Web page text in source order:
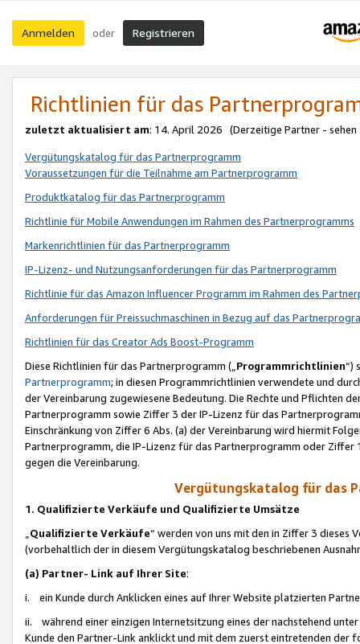
Anmelden oder Registrieren
Richtlinien für das
zuletzt aktualisiert am: 14. April 2026 (Derzeitige Partner - sehen
Vergütungskatalog für das Partnerprogramm
Voraussetzungen für die Teilnahme am Partnerprogramm
Produktkatalog für das Partnerprogramm
Richtlinie für Mobile Anwendungen im Rahmen des Partnerprogramms
Markenrichtlinien für das Partnerprogramm
IP-Lizenz- und Nutzungsanforderungen für das Partnerprogramm
Richtlinie für das Amazon Influencer Programm im Rahmen des
Anforderungen für Preissuchmaschinen in Bezug auf das
Richtlinien für das Creator Ads Boost-Programm
Diese Richtlinien für das Partnerprogramm („Programmrichtlinien“)
Partnerprogramm; in diesen Programmrichtlinien verwendete und
der Vereinbarung zugewiesene Bedeutung. Die Rechte und Pflichten
Partnerprogramm sowie Ziffer 3 der IP-Lizenz für das
Einschränkung von Ziffer 6 Abs. (a) der Vereinbarung wird hiermit
Partnerprogramm, die IP-Lizenz für das Partnerprogramm oder
gegen die Vereinbarung.
Vergütungskatalog für das
1. Qualifizierte Verkäufe und Qualifizierte Umsätze
Qualifizierte Verkäufe“ werden von uns mit den in Ziffer 3
(vorbehaltlich der in diesem Vergütungskatalog beschriebenen
(a) Partner- Link auf Ihrer Site:
i. ein Kunde durch Anklicken eines auf Ihrer Website platzierten
ii. während einer einzigen Internetsitzung eines der nachstehend
Kunde den Partner-Link anklickt und mit dem zuerst eintretenden der